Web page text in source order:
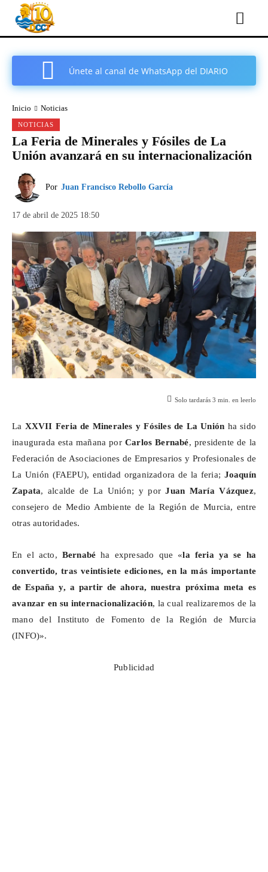
Únete al canal de WhatsApp del DIARIO
Inicio Noticias
NOTICIAS
La Feria de Minerales y Fósiles de La
Unión avanzará en su internacionalización
Por Juan Francisco Rebollo García
17 de abril de 2025 18:50
Solo tardarás 3 min. en leerlo
La XXVII Feria de Minerales y Fósiles de La Unión ha sido
inaugurada esta mañana por Carlos Bernabé, presidente de la
Federación de Asociaciones de Empresarios y Profesionales de
La Unión (FAEPU), entidad organizadora de la feria; Joaquín
Zapata, alcalde de La Unión; y porJuan María Vázquez,
consejero de Medio Ambiente de la Región de Murcia, entre
otras autoridades.
En el acto, Bernabé ha expresado que «la feria ya se ha
convertido, tras veintisiete ediciones, en la más importante
de España y, a partir de ahora, nuestra próxima meta es
avanzar en su internacionalización, la cual realizaremos de la
mano del Instituto de Fomento de la Región de Murcia
(INFO)».
Publicidad